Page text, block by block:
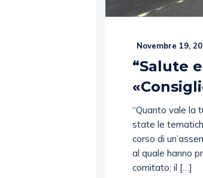
Novembre 19,
“Salute
“Quanto vale la
state le
corso di
al quale hanno
comitato; il […]